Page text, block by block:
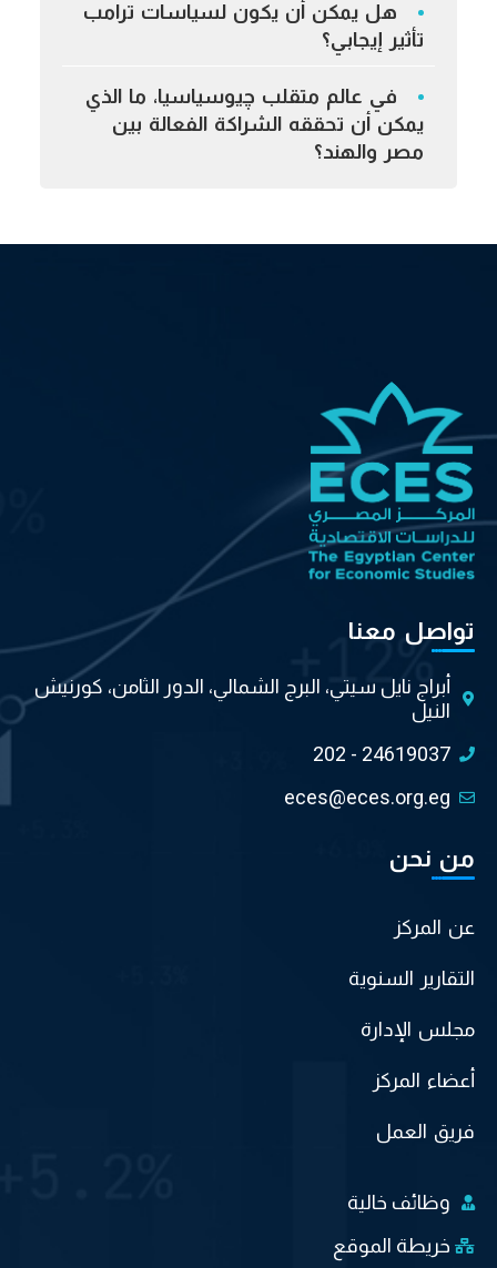
هل يمكن أن يكون لسياسات ترامب
تأثير إيجابي؟
في عالم متقلب چيوسياسيا، ما الذي
يمكن أن تحققه الشراكة الفعالة بين
مصر والهند؟
تواصل معنا
أبراج نايل سيتي، البرج الشمالي، الدور الثامن، كورنيش
النيل
202 - 24619037
eces@eces.org.eg
من نحن
عن المركز
التقارير السنوية
مجلس الإدارة
أعضاء المركز
فريق العمل
وظائف خالية
خريطة الموقع